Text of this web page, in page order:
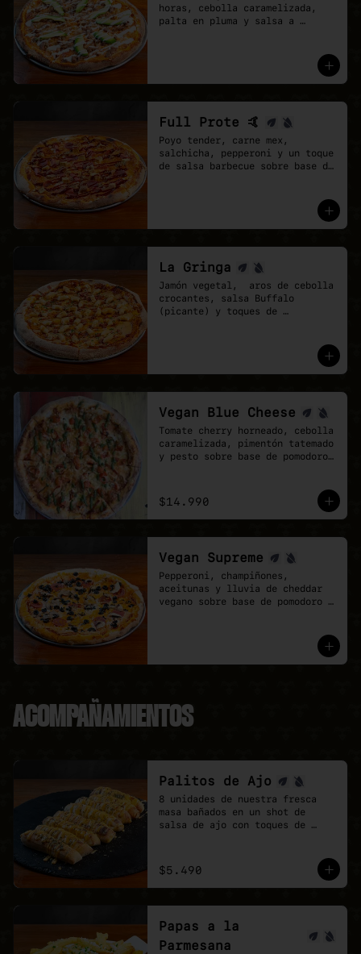
horas, cebolla caramelizada,
palta en pluma y salsa a
Full Prote 🤙
Poyo tender, carne mex,
salchicha, pepperoni y un toque
de salsa barbecue sobre base de
La Gringa
Jamón vegetal,  aros de cebolla
crocantes, salsa Buffalo
(picante) y toques de
Vegan Blue Cheese
Tomate cherry horneado, cebolla
caramelizada, pimentón tatemado
y pesto sobre base de pomodoro
$14.990
Vegan Supreme
Pepperoni, champiñones,
aceitunas y lluvia de cheddar
vegano sobre base de pomodoro y
ACOMPAÑAMIENTOS
Palitos de Ajo
8 unidades de nuestra fresca
masa bañados en un shot de
salsa de ajo con toques de
estos palitos son lo mas cerca
que estarás.
$5.490
Papas a la
Parmesana